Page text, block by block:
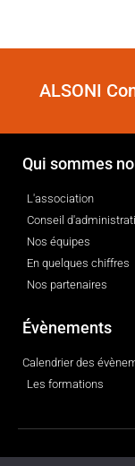
ALSONI
Qui sommes
L'association
Conseil
Nos équipes
En quelques chiffres
Nos partenaires
Évènements
Calendrier des
Les formations